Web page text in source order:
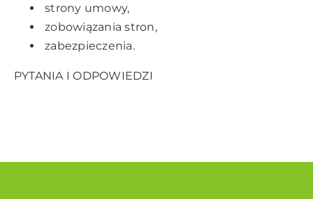
strony umowy,
zobowiązania stron,
zabezpieczenia.
PYTANIA I ODPOWIEDZI